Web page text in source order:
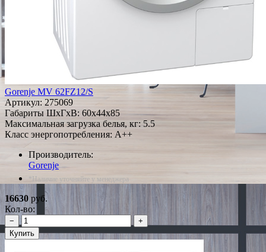
Gorenje MV 62FZ12/S
Артикул: 275069
Габариты ШxГxВ: 60x44x85
Максимальная загрузка белья, кг: 5.5
Класс энергопотребления: A++
Производитель:
Gorenje
*Наличие уточняйте у менеджера
16630 руб.
Кол-во:
−
+
Купить